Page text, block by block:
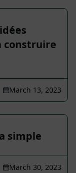
construire
March 13, 2023
simple
March 30, 2023